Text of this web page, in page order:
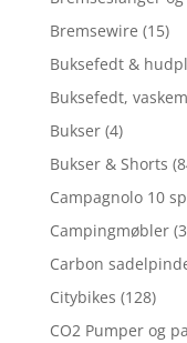
Bremsewire (15)
Buksefedt &
Buksefedt,
Bukser (4)
Bukser & Shorts
Campagnolo 10
Campingmøbler
Carbon
Citybikes (128)
CO2 Pumper og